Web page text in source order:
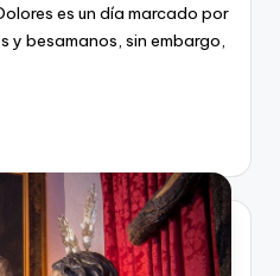
es un día marcado por
y besamanos, sin embargo,